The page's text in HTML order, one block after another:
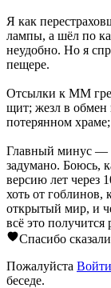
Я как
лампы, а шёл по
неудобно. Но я
пещере.
Отсылки к MM
щит; жезл в обмен
потерянном
Главный минус —
задумано. Боюсь,
версию лет через
хоть от гоблинов,
открытый мир, и
всё это получится
Спасибо
Пожалуйста Войти
беседе.